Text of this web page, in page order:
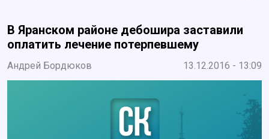
В Яранском районе дебошира заставили
оплатить лечение потерпевшему
Андрей Бордюков 13.12.2016 - 13:09